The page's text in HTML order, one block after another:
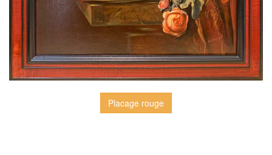
Placage rouge